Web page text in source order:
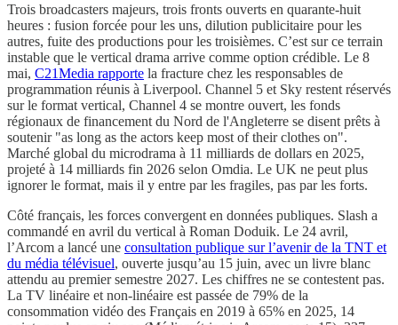
Trois broadcasters majeurs, trois fronts ouverts en quarante-huit
heures : fusion forcée pour les uns, dilution publicitaire pour les
autres, fuite des productions pour les troisièmes. C’est sur ce terrain
instable que le vertical drama arrive comme option crédible. Le 8
mai, C21Media rapporte la fracture chez les responsables de
programmation réunis à Liverpool. Channel 5 et Sky restent réservés
sur le format vertical, Channel 4 se montre ouvert, les fonds
régionaux de financement du Nord de l'Angleterre se disent prêts à
soutenir "as long as the actors keep most of their clothes on".
Marché global du microdrama à 11 milliards de dollars en 2025,
projeté à 14 milliards fin 2026 selon Omdia. Le UK ne peut plus
ignorer le format, mais il y entre par les fragiles, pas par les forts.
Côté français, les forces convergent en données publiques. Slash a
commandé en avril du vertical à Roman Doduik. Le 24 avril,
l’Arcom a lancé une consultation publique sur l’avenir de la TNT et
du média télévisuel, ouverte jusqu’au 15 juin, avec un livre blanc
attendu au premier semestre 2027. Les chiffres ne se contestent pas.
La TV linéaire et non-linéaire est passée de 79% de la
consommation vidéo des Français en 2019 à 65% en 2025, 14